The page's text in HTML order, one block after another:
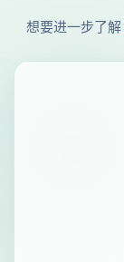
想要进一步了解